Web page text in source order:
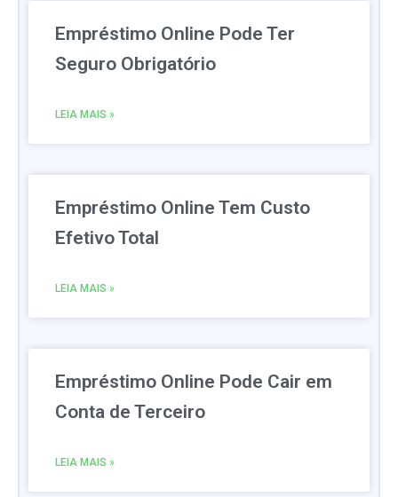
Empréstimo Online Pode Ter
Seguro Obrigatório
LEIA MAIS »
Empréstimo Online Tem Custo
Efetivo Total
LEIA MAIS »
Empréstimo Online Pode Cair em
Conta de Terceiro
LEIA MAIS »